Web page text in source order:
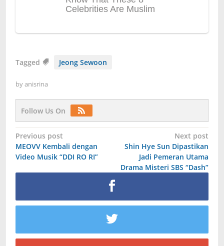
Tagged Jeong Sewoon
byanisrina
Follow Us On
Post
navigation
Previous post
MEOVV Kembali dengan
Video Musik “DDI RO RI”
Next post
Shin Hye Sun Dipastikan
Jadi Pemeran Utama
Drama Misteri SBS “Dash”